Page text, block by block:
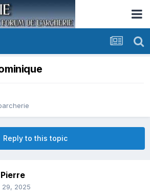
Reply to this topic
29, 2025